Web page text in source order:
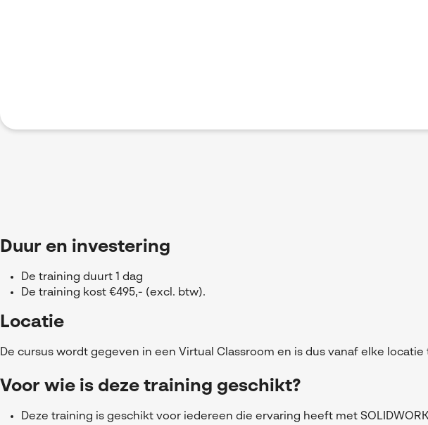
Duur en investering
De training duurt 1 dag
De training kost €495,- (excl. btw).
Locatie
De cursus wordt gegeven in een Virtual Classroom en is dus vanaf elke locatie
Voor wie is deze training geschikt?
Deze training is geschikt voor iedereen die ervaring heeft met